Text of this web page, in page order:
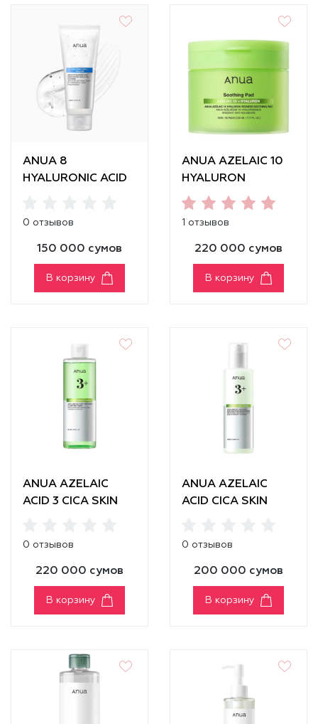
ANUA 8
HYALURONIC ACID
0 отзывов
150 000 сумов
В корзину
ANUA AZELAIC 10
HYALURON
REDNESS
SOOTHING PAD
1 отзывов
220 000 сумов
В корзину
ANUA AZELAIC
ACID 3 CICA SKIN
0 отзывов
220 000 сумов
В корзину
ANUA AZELAIC
ACID CICA SKIN
0 отзывов
200 000 сумов
В корзину